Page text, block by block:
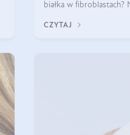
białka w
CZYTAJ